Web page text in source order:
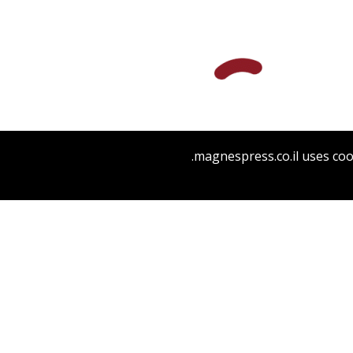
magnespress.co.il uses